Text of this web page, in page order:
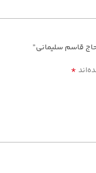
قاسم سلیمانی”
*